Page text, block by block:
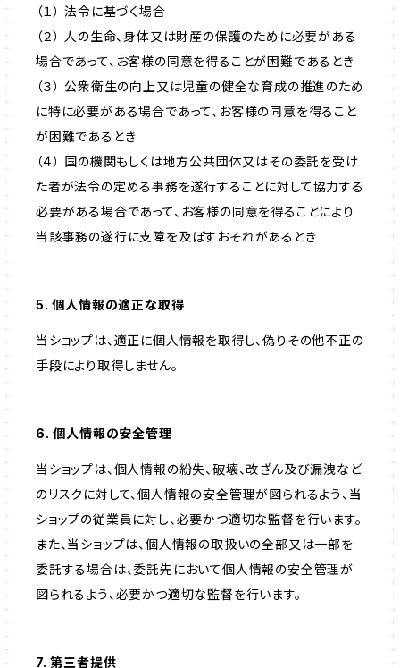
（１） 法令に基づく場合
（２） 人の生命、身体又は財産の保護のために必要がある
場合であって、お客様の同意を得ることが困難であるとき
（３） 公衆衛生の向上又は児童の健全な育成の推進のため
に特に必要がある場合であって、お客様の同意を得ること
が困難であるとき
（４） 国の機関もしくは地方公共団体又はその委託を受け
た者が法令の定める事務を遂行することに対して協力する
必要がある場合であって、お客様の同意を得ることにより
当該事務の遂行に支障を及ぼすおそれがあるとき
5. 個人情報の適正な取得
当ショップは、適正に個人情報を取得し、偽りその他不正の
手段により取得しません。
6. 個人情報の安全管理
当ショップは、個人情報の紛失、破壊、改ざん及び漏洩など
のリスクに対して、個人情報の安全管理が図られるよう、当
ショップの従業員に対し、必要かつ適切な監督を行います。
また、当ショップは、個人情報の取扱いの全部又は一部を
委託する場合は、委託先において個人情報の安全管理が
図られるよう、必要かつ適切な監督を行います。
7. 第三者提供